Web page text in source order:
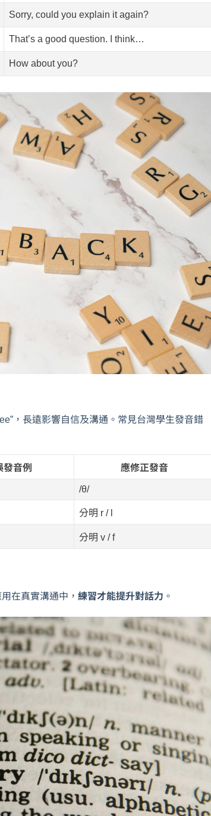
Sorry, could you explain it again?
That’s a good question. I think…
How about you?
，長遠影響自信及溝通。常見台灣學生發音錯
發音例 應修正發音
/θ/
分明 r / l
分明 v / f
在真實溝通中， 練習才能提升對話力 。